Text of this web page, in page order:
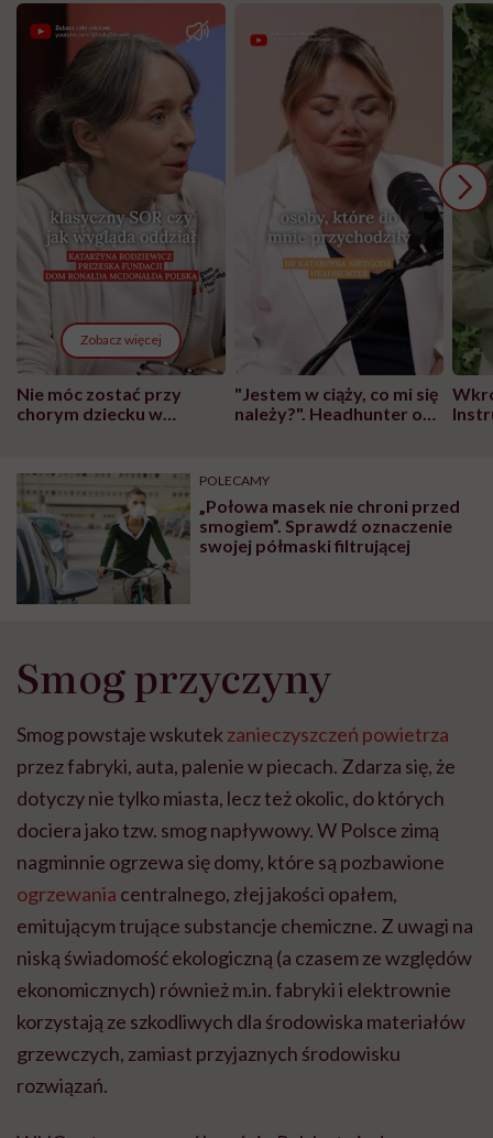
Zobacz więcej
Nie móc zostać przy
chorym dziecku w
może chyba tylko
głupota i brak
wyobraźni"
"Jestem w ciąży, co mi się
należy?". Headhunter o
pracy
POLECAMY
„Połowa masek nie chroni przed
smogiem”. Sprawdź oznaczenie
swojej półmaski filtrującej
Smog przyczyny
Smog powstaje wskutek zanieczyszczeń powietrza
przez fabryki, auta, palenie w piecach. Zdarza się, że
dotyczy nie tylko miasta, lecz też okolic, do których
dociera jako tzw. smog napływowy. W Polsce zimą
nagminnie ogrzewa się domy, które są pozbawione
ogrzewania centralnego, złej jakości opałem,
emitującym trujące substancje chemiczne. Z uwagi na
niską świadomość ekologiczną (a czasem ze względów
ekonomicznych) również m.in. fabryki i elektrownie
korzystają ze szkodliwych dla środowiska materiałów
grzewczych, zamiast przyjaznych środowisku
rozwiązań.